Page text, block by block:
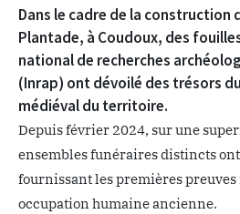
Dans le cadre de la construction
Plantade, à Coudoux, des
national de recherches
(Inrap) ont dévoilé des trésors
médiéval du territoire.
Depuis février 2024, sur une
ensembles funéraires distincts
fournissant les premières preuves
occupation humaine ancienne.